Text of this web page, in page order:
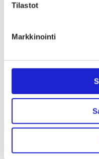
Tilastot
Markkinointi
Suomen Tekstiili &
Liiton strategia
Laskutusosoite
Tilastoja
Tietosuojaseloste
Alan yritykset